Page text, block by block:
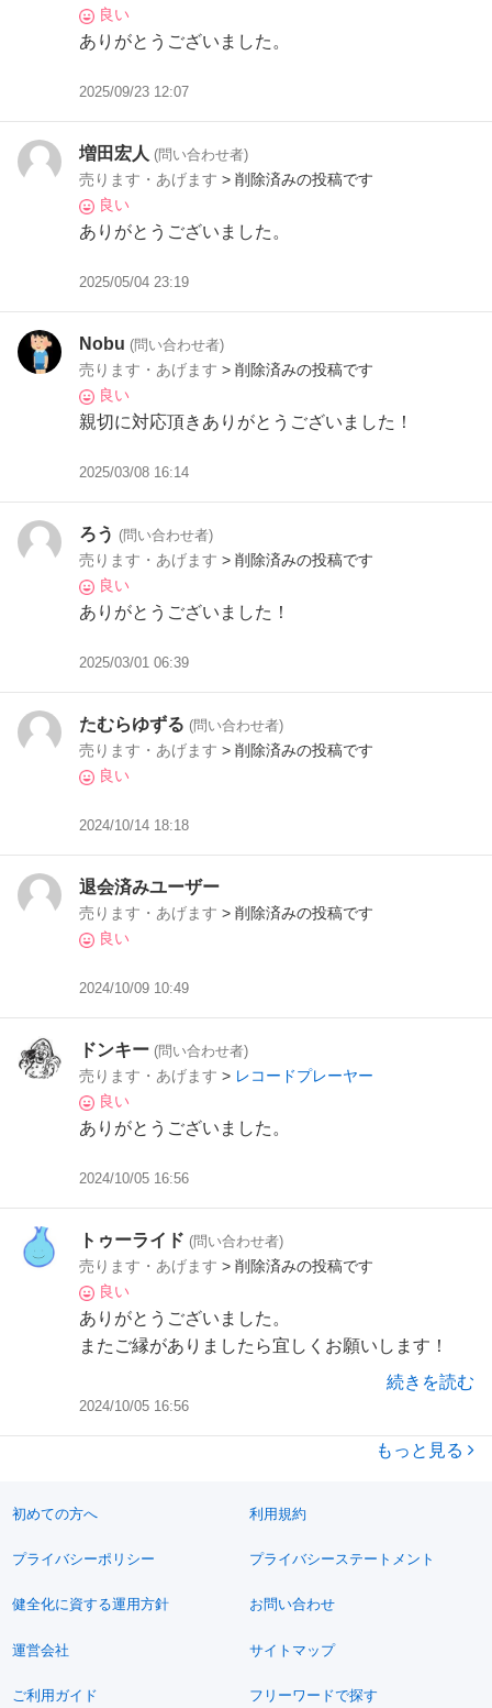
良い
ありがとうございました。
2025/09/23 12:07
増田宏人 (問い合わせ者)
売ります・あげます > 削除済みの投稿です
良い
ありがとうございました。
2025/05/04 23:19
Nobu (問い合わせ者)
売ります・あげます > 削除済みの投稿です
良い
親切に対応頂きありがとうございました！
2025/03/08 16:14
ろう (問い合わせ者)
売ります・あげます > 削除済みの投稿です
良い
ありがとうございました！
2025/03/01 06:39
たむらゆずる (問い合わせ者)
売ります・あげます > 削除済みの投稿です
良い
2024/10/14 18:18
退会済みユーザー
売ります・あげます > 削除済みの投稿です
良い
2024/10/09 10:49
ドンキー (問い合わせ者)
売ります・あげます > レコードプレーヤー
良い
ありがとうございました。
2024/10/05 16:56
トゥーライド (問い合わせ者)
売ります・あげます > 削除済みの投稿です
良い
ありがとうございました。
またご縁がありましたら宜しくお願いします！
続きを読む
2024/10/05 16:56
もっと見る
初めての方へ 利用規約
プライバシーポリシー プライバシーステートメント
健全化に資する運用方針 お問い合わせ
運営会社 サイトマップ
ご利用ガイド フリーワードで探す